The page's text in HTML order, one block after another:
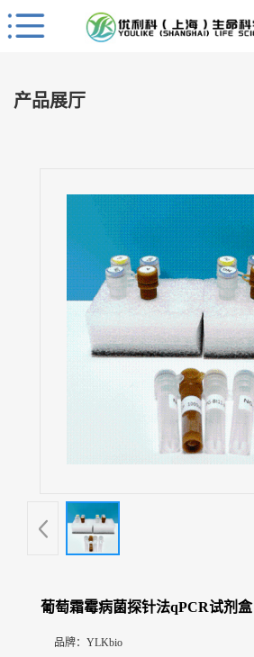
Close
首
产品展厅
葡萄霜霉病菌探针法qPCR试剂盒
品牌： YLKbio